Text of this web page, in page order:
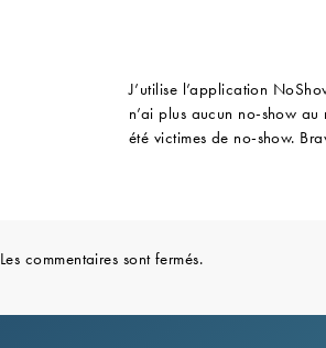
J’utilise l’application
n’ai plus aucun no-show
été victimes de no-show.
Les commentaires sont fermés.